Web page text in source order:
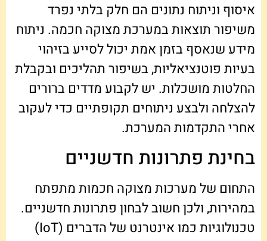
איסוף וניתוח נתונים הם חלק בלתי נפרד
משיפור תוצאות במערכת מצוקה חכמה. ניתוח
מידע שנאסף בזמן אמת יכול לסייע בזיהוי
בעיות פוטנציאליות, בשיפור תהליכים ובקבלת
החלטות מושכלות. יש לקבוע מדדים ברורים
להצלחה ולבצע ניתוחים תקופתיים כדי לעקוב
אחרי התקדמות המערכת.
בחינת פתרונות חדשניים
התחום של מערכות מצוקה חכמות מתפתח
במהירות, ולכן חשוב לבחון פתרונות חדשניים.
טכנולוגיות כמו אינטרנט של הדברים (IoT)